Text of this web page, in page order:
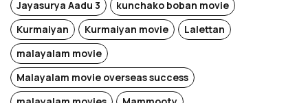
Jayasurya Aadu 3
kunchako boban movie
Kurmaiyan
Kurmaiyan movie
Lalettan
malayalam movie
Malayalam movie overseas success